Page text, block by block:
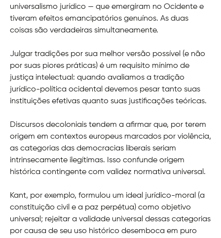
universalismo jurídico — que emergiram no Ocidente e
tiveram efeitos emancipatórios genuínos. As duas
coisas são verdadeiras simultaneamente.
Julgar tradições por sua melhor versão possível (e não
por suas piores práticas) é um requisito mínimo de
justiça intelectual: quando avaliamos a tradição
jurídico-política ocidental devemos pesar tanto suas
instituições efetivas quanto suas justificações teóricas.
Discursos decoloniais tendem a afirmar que, por terem
origem em contextos europeus marcados por violência,
as categorias das democracias liberais seriam
intrinsecamente ilegítimas. Isso confunde origem
histórica contingente com validez normativa universal.
Kant, por exemplo, formulou um ideal jurídico-moral (a
constituição civil e a paz perpétua) como objetivo
universal; rejeitar a validade universal dessas categorias
por causa de seu uso histórico desemboca em puro